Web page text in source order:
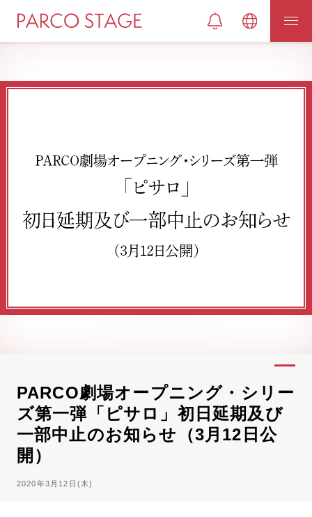
PARCO劇場オープニング・シリー
ズ第一弾「ピサロ」初日延期及び
一部中止のお知らせ（3月12日公
開）
2020年3月12日(木)